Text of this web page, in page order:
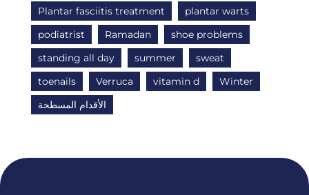
Plantar fasciitis treatment
plantar warts
podiatrist
Ramadan
shoe problems
standing all day
summer
sweat
toenails
Verruca vitamin d
Winter
الأقدام المسطحة